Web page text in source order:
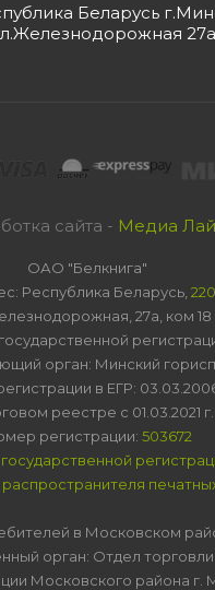
Беларусь
27а
сайта - Медиа
ОАО "Белкнига"
Республика Беларусь,
27а, ком 18
орган: Минский
в ЕГР:
реестре с 01.03.2021 г.
регистрации: 503672
распространителя
в Московском
орган: Отдел торговли
Московского района г.